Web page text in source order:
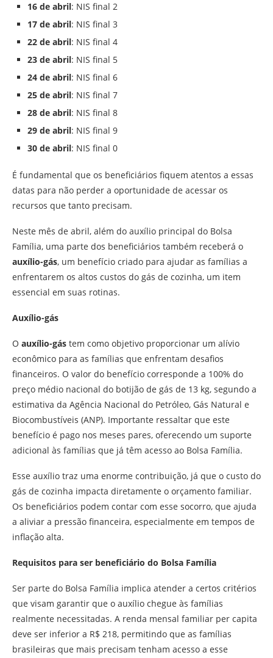
16 de abril: NIS final 2
17 de abril: NIS final 3
22 de abril: NIS final 4
23 de abril: NIS final 5
24 de abril: NIS final 6
25 de abril: NIS final 7
28 de abril: NIS final 8
29 de abril: NIS final 9
30 de abril: NIS final 0
É fundamental que os beneficiários fiquem atentos a essas
datas para não perder a oportunidade de acessar os
recursos que tanto precisam.
Neste mês de abril, além do auxílio principal do Bolsa
Família, uma parte dos beneficiários também receberá o
auxílio-gás, um benefício criado para ajudar as famílias a
enfrentarem os altos custos do gás de cozinha, um item
essencial em suas rotinas.
Auxílio-gás
O auxílio-gás tem como objetivo proporcionar um alívio
econômico para as famílias que enfrentam desafios
financeiros. O valor do benefício corresponde a 100% do
preço médio nacional do botijão de gás de 13 kg, segundo a
estimativa da Agência Nacional do Petróleo, Gás Natural e
Biocombustíveis (ANP). Importante ressaltar que este
benefício é pago nos meses pares, oferecendo um suporte
adicional às famílias que já têm acesso ao Bolsa Família.
Esse auxílio traz uma enorme contribuição, já que o custo do
gás de cozinha impacta diretamente o orçamento familiar.
Os beneficiários podem contar com esse socorro, que ajuda
a aliviar a pressão financeira, especialmente em tempos de
inflação alta.
Requisitos para ser beneficiário do Bolsa Família
Ser parte do Bolsa Família implica atender a certos critérios
que visam garantir que o auxílio chegue às famílias
realmente necessitadas. A renda mensal familiar per capita
deve ser inferior a R$ 218, permitindo que as famílias
brasileiras que mais precisam tenham acesso a esse